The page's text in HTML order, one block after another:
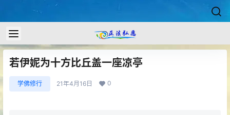
若伊妮为十方比丘盖一座凉亭
学佛修行 21年4月16日 0